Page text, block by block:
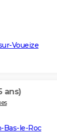
Voueize
ans)
Bas-le-Roc